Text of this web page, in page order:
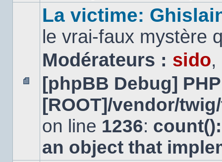
Aucun
message
non
La victime:
le vrai-faux mystère
Modérateurs : sido,
[phpBB Debug]
[ROOT]/vendor/
on line 1236:
an object that